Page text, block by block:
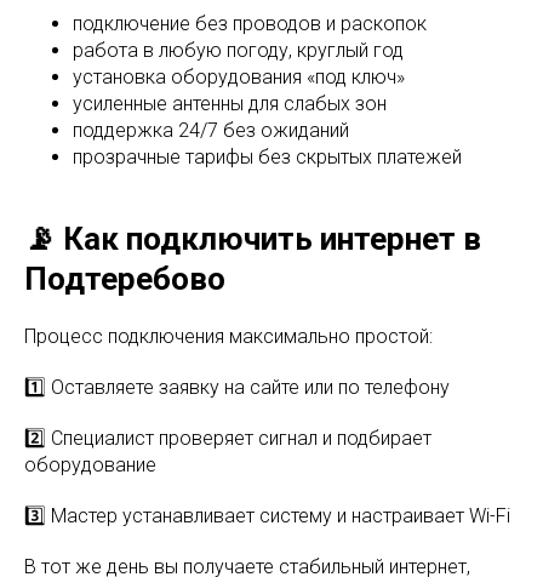
подключение без проводов и раскопок
работа в любую погоду, круглый год
установка оборудования «под ключ»
усиленные антенны для слабых зон
поддержка 24/7 без ожиданий
прозрачные тарифы без скрытых платежей
📡 Как подключить интернет в
Подтеребово
Процесс подключения максимально простой:
1️⃣ Оставляете заявку на сайте или по телефону
2️⃣ Специалист проверяет сигнал и подбирает
оборудование
3️⃣ Мастер устанавливает систему и настраивает Wi-Fi
В тот же день вы получаете стабильный интернет,